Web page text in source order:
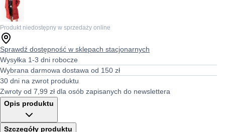
Produkt niedostępny w sprzedaży online
Sprawdź dostępność w sklepach stacjonarnych
Wysyłka 1-3 dni robocze
Wybrana darmowa dostawa od 150 zł
30 dni na zwrot produktu
Zwroty od 7,99 zł dla osób zapisanych do newslettera
Opis produktu
Szczegóły produktu